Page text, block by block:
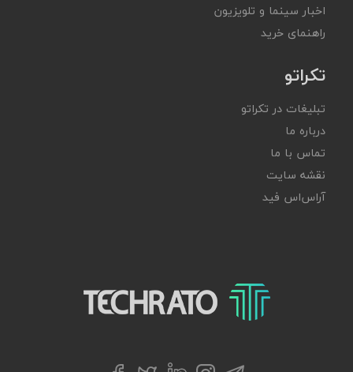
اخبار سینما و تلویزیون
راهنمای خرید
تکراتو
تبلیغات در تکراتو
درباره ما
تماس با ما
نقشه سایت
آر‌اس‌اس فید
تکراتو – زندگی با تکنولوژی